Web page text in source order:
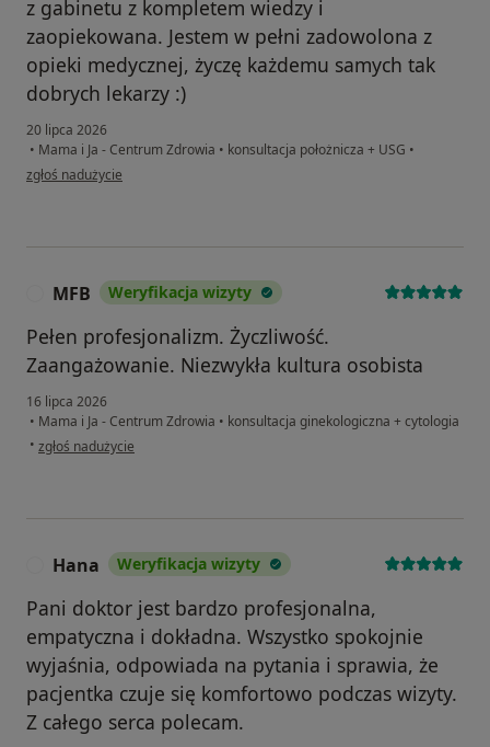
z gabinetu z kompletem wiedzy i
zaopiekowana. Jestem w pełni zadowolona z
opieki medycznej, życzę każdemu samych tak
dobrych lekarzy :)
20 lipca 2026
• Mama i Ja - Centrum Zdrowia • konsultacja położnicza + USG •
w opinii użytkownika KH
zgłoś nadużycie
MFB Weryfikacja wizyty
Pełen profesjonalizm. Życzliwość.
Zaangażowanie. Niezwykła kultura osobista
16 lipca 2026
• Mama i Ja - Centrum Zdrowia • konsultacja ginekologiczna + cytologia
• w opinii użytkownika MFB
zgłoś nadużycie
Hana Weryfikacja wizyty
Pani doktor jest bardzo profesjonalna,
empatyczna i dokładna. Wszystko spokojnie
wyjaśnia, odpowiada na pytania i sprawia, że
pacjentka czuje się komfortowo podczas wizyty.
Z całego serca polecam.